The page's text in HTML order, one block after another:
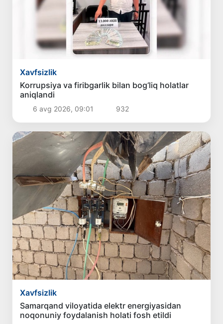
Xavfsizlik
Korrupsiya va firibgarlik bilan bog‘liq holatlar
aniqlandi
6 avg 2026, 09:01 932
Xavfsizlik
Samarqand viloyatida elektr energiyasidan
noqonuniy foydalanish holati fosh etildi